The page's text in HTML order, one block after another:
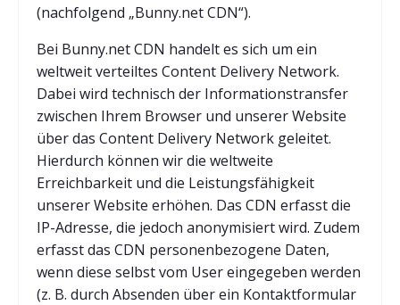
(nachfolgend „Bunny.net CDN“).
Bei Bunny.net CDN handelt es sich um ein
weltweit verteiltes Content Delivery Network.
Dabei wird technisch der Informationstransfer
zwischen Ihrem Browser und unserer Website
über das Content Delivery Network geleitet.
Hierdurch können wir die weltweite
Erreichbarkeit und die Leistungsfähigkeit
unserer Website erhöhen. Das CDN erfasst die
IP-Adresse, die jedoch anonymisiert wird. Zudem
erfasst das CDN personenbezogene Daten,
wenn diese selbst vom User eingegeben werden
(z. B. durch Absenden über ein Kontaktformular